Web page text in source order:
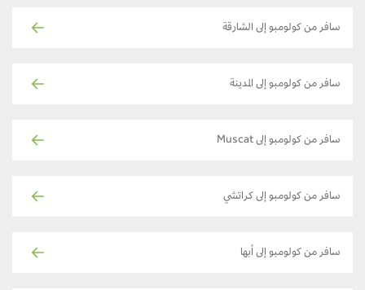
سافر من كولومبو إلى الشارقة
سافر من كولومبو إلى المدينة
سافر من كولومبو إلى Muscat
سافر من كولومبو إلى كراتشي
سافر من كولومبو إلى أبها